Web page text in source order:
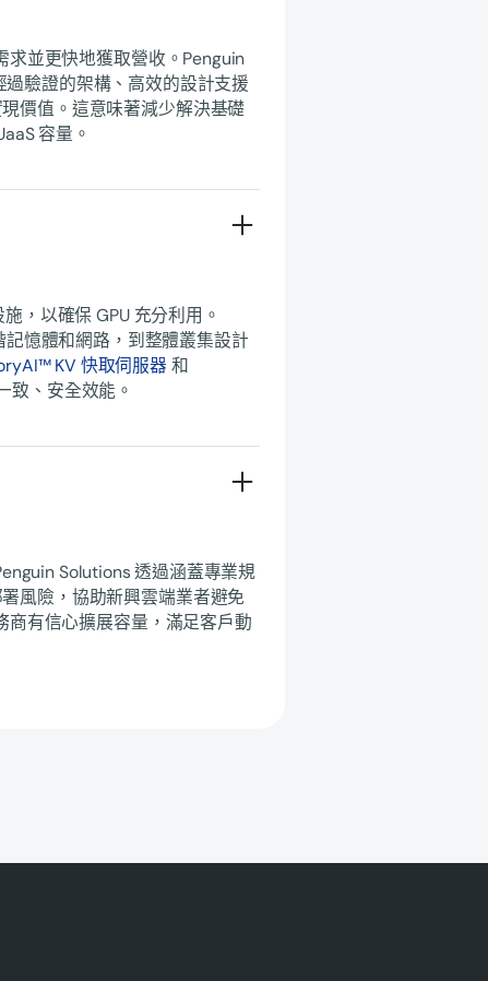
求並更快地獲取營收。Penguin
過驗證的架構、高效的設計支援
價值。這意味著減少解決基礎
容量。
，以確保 GPU 充分利用。
憶體和網路，到整體叢集設計
KV 快取伺服器 和
致、安全效能。
Solutions 透過涵蓋專業規
風險，協助新興雲端業者避免
商有信心擴展容量，滿足客戶動